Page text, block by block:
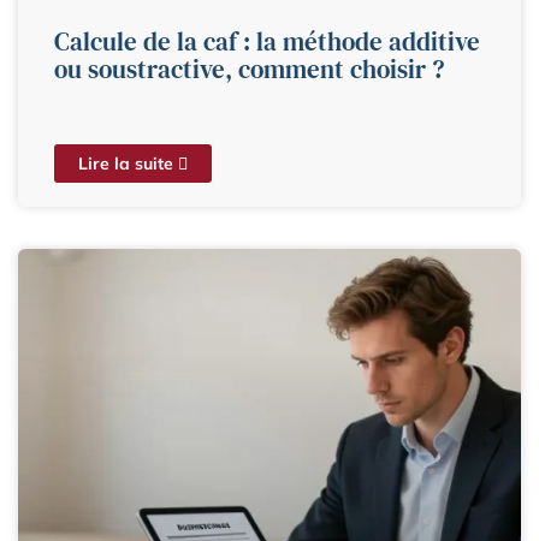
Calcule de la caf : la méthode additive
ou soustractive, comment choisir ?
Lire la suite